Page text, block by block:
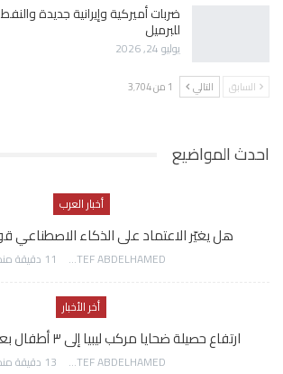
ضربات أميركية وإيرانية جديدة
للبرميل
يوليو 24, 2026
السابق التالي 1 من 3٬704
احدث المواضيع
أخبار العرب
هل يغيّر الاعتماد على الذكاء الاصطناعي
AWATEF ABDELHAMED 11 دقيقة منذ
أخر الأخبار
ارتفاع حصيلة ضحايا مركب ليبيا إلى ٣ أطفال بعد تأكيد وفاة…
AWATEF ABDELHAMED 13 دقيقة منذ